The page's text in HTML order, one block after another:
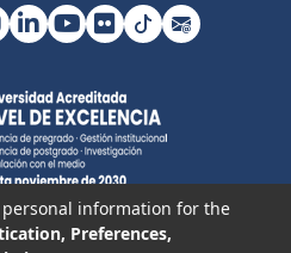
information for the
Preferences,